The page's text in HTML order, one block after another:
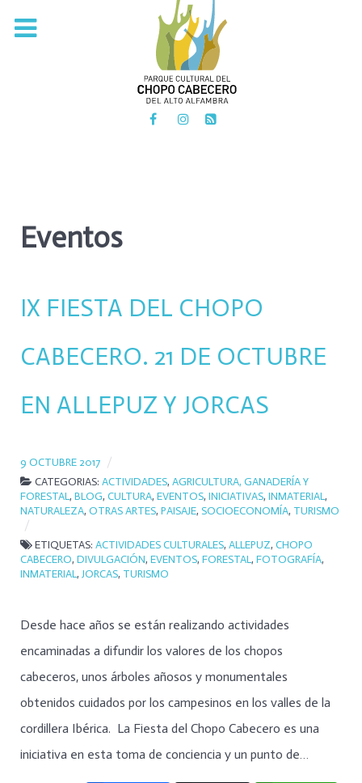
PARQUE CULTURAL DEL
CHOPO CABECERO
DEL ALTO ALFAMBRA
Eventos
IX FIESTA DEL CHOPO
CABECERO. 21 DE OCTUBRE
EN ALLEPUZ Y JORCAS
9 OCTUBRE 2017
CATEGORIAS: ACTIVIDADES, AGRICULTURA, GANADERÍA Y
FORESTAL, BLOG, CULTURA, EVENTOS, INICIATIVAS, INMATERIAL,
NATURALEZA, OTRAS ARTES, PAISAJE, SOCIOECONOMÍA, TURISMO
ETIQUETAS: ACTIVIDADES CULTURALES, ALLEPUZ, CHOPO
CABECERO, DIVULGACIÓN, EVENTOS, FORESTAL, FOTOGRAFÍA,
INMATERIAL, JORCAS, TURISMO
Desde hace años se están realizando actividades
encaminadas a difundir los valores de los chopos
cabeceros, unos árboles añosos y monumentales
obtenidos cuidados por los campesinos en los valles de la
cordillera Ibérica. La Fiesta del Chopo Cabecero es una
iniciativa en esta toma de conciencia y un punto de…